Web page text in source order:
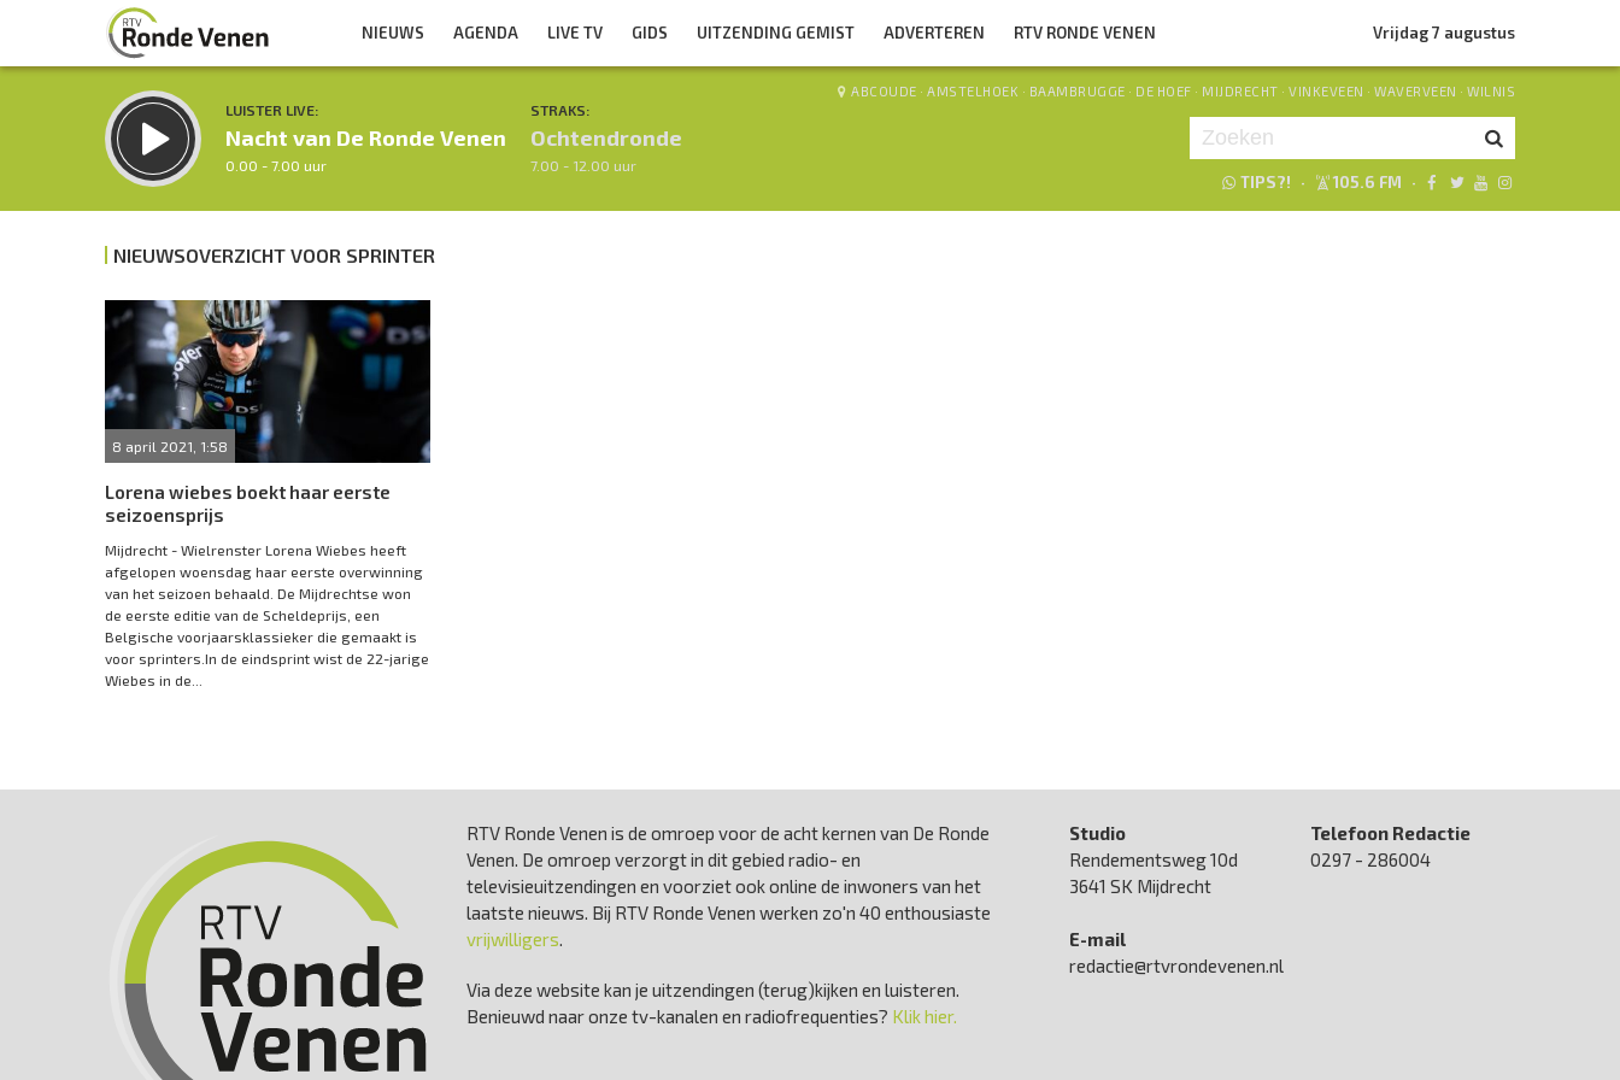
NIEUWS AGENDA LIVE TV GIDS UITZENDING GEMIST ADVERTEREN RTV RONDE VENEN Vrijdag 7 augustus
LUISTER LIVE:
Nacht van De Ronde Venen
0.00 - 7.00 uur
STRAKS:
Ochtendronde
7.00 - 12.00 uur
ABCOUDE · AMSTELHOEK · BAAMBRUGGE · DE HOEF · MIJDRECHT · VINKEVEEN · WAVERVEEN · WILNIS
TIPS?! · 105.6 FM ·
Inklappen
NIEUWSOVERZICHT VOOR SPRINTER
8 april 2021, 1:58
Lorena wiebes boekt haar eerste
seizoensprijs
Mijdrecht - Wielrenster Lorena Wiebes heeft
afgelopen woensdag haar eerste overwinning
van het seizoen behaald. De Mijdrechtse won
de eerste editie van de Scheldeprijs, een
Belgische voorjaarsklassieker die gemaakt is
voor sprinters.In de eindsprint wist de 22-jarige
Wiebes in de...
RTV Ronde Venen is de omroep voor de acht kernen van De Ronde
Venen. De omroep verzorgt in dit gebied radio- en
televisieuitzendingen en voorziet ook online de inwoners van het
laatste nieuws. Bij RTV Ronde Venen werken zo'n 40 enthousiaste
vrijwilligers.
Via deze website kan je uitzendingen (terug)kijken en luisteren.
Benieuwd naar onze tv-kanalen en radiofrequenties? Klik hier.
Studio
Rendementsweg 10d
3641 SK Mijdrecht
E-mail
redactie@rtvrondevenen.nl
Telefoon Redactie
0297 - 286004